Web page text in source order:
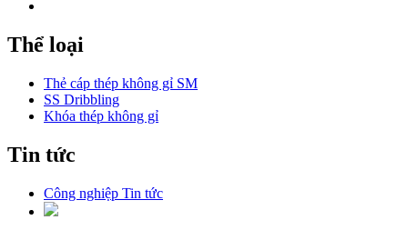
Thể loại
Thẻ cáp thép không gỉ SM
SS Dribbling
Khóa thép không gỉ
Tin tức
Công nghiệp Tin tức